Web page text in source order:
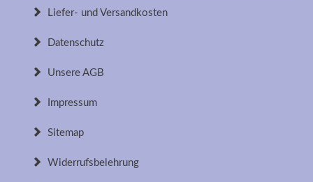
Liefer- und Versandkosten
Datenschutz
Unsere AGB
Impressum
Sitemap
Widerrufsbelehrung